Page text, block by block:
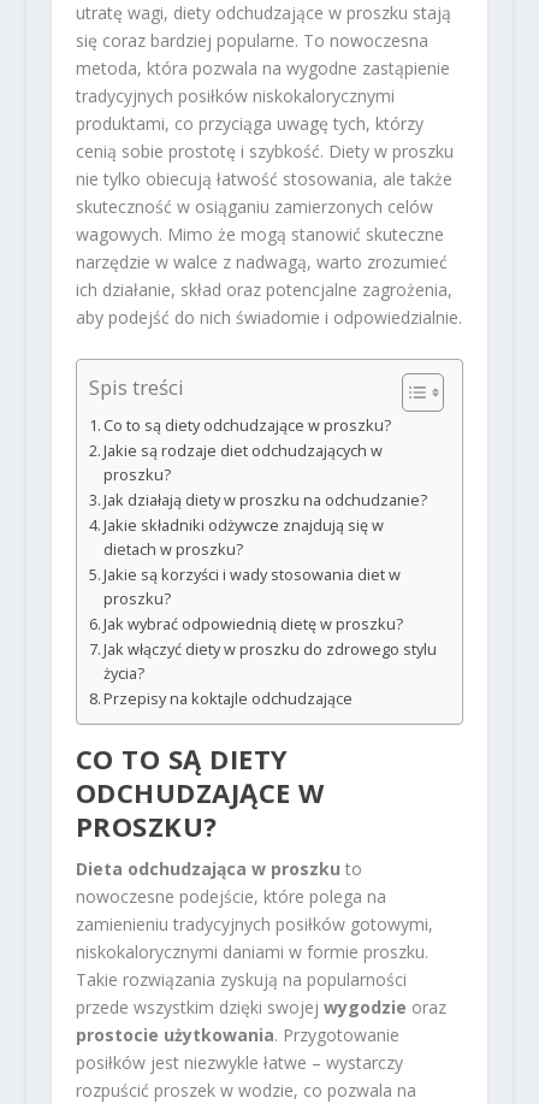
utratę wagi, diety odchudzające w proszku stają
się coraz bardziej popularne. To nowoczesna
metoda, która pozwala na wygodne zastąpienie
tradycyjnych posiłków niskokalorycznymi
produktami, co przyciąga uwagę tych, którzy
cenią sobie prostotę i szybkość. Diety w proszku
nie tylko obiecują łatwość stosowania, ale także
skuteczność w osiąganiu zamierzonych celów
wagowych. Mimo że mogą stanowić skuteczne
narzędzie w walce z nadwagą, warto zrozumieć
ich działanie, skład oraz potencjalne zagrożenia,
aby podejść do nich świadomie i odpowiedzialnie.
Spis treści
Co to są diety odchudzające w proszku?
Jakie są rodzaje diet odchudzających w
proszku?
Jak działają diety w proszku na odchudzanie?
Jakie składniki odżywcze znajdują się w
dietach w proszku?
Jakie są korzyści i wady stosowania diet w
proszku?
Jak wybrać odpowiednią dietę w proszku?
Jak włączyć diety w proszku do zdrowego stylu
życia?
Przepisy na koktajle odchudzające
CO TO SĄ DIETY
ODCHUDZAJĄCE W
PROSZKU?
Dieta odchudzająca w proszku to
nowoczesne podejście, które polega na
zamienieniu tradycyjnych posiłków gotowymi,
niskokalorycznymi daniami w formie proszku.
Takie rozwiązania zyskują na popularności
przede wszystkim dzięki swojej wygodzie oraz
prostocie użytkowania. Przygotowanie
posiłków jest niezwykle łatwe – wystarczy
rozpuścić proszek w wodzie, co pozwala na